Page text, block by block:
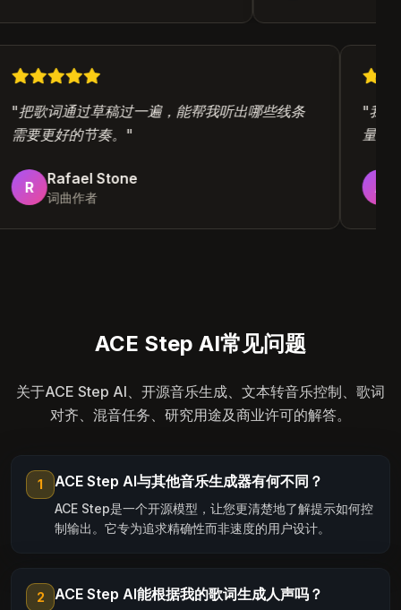
"把歌词通过草稿过一遍，能帮我听出哪些线条
需要更好的节奏。
R Rafael Stone
词曲作者
"
量
ACE Step AI常见问题
关于ACE Step AI、开源音乐生成、文本转音乐控制、歌词
对齐、混音任务、研究用途及商业许可的解答。
1 ACE Step AI与其他音乐生成器有何不同？
ACE Step是一个开源模型，让您更清楚地了解提示如何控
制输出。它专为追求精确性而非速度的用户设计。
2 ACE Step AI能根据我的歌词生成人声吗？